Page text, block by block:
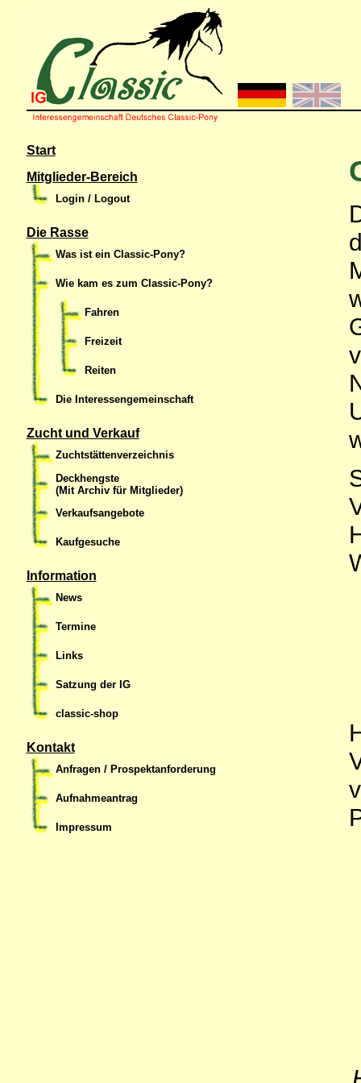
Start
Mitglieder-Bereich
Login / Logout
Die Rasse
Was ist ein Classic-Pony?
Wie kam es zum Classic-Pony?
Fahren
Freizeit
Reiten
Die Interessengemeinschaft
Zucht und Verkauf
Zuchtstättenverzeichnis
Deckhengste
(Mit Archiv für Mitglieder)
Verkaufsangebote
Kaufgesuche
Information
News
Termine
Links
Satzung der IG
classic-shop
Kontakt
Anfragen / Prospektanforderung
Aufnahmeantrag
Impressum